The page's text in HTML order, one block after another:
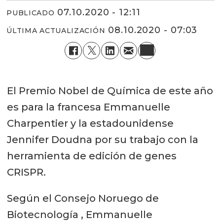
PUBLICADO 07.10.2020 - 12:11
ÚLTIMA ACTUALIZACIÓN 08.10.2020 - 07:03
El Premio Nobel de Química de este año
es para la francesa Emmanuelle
Charpentier y la estadounidense
Jennifer Doudna por su trabajo con la
herramienta de edición de genes
CRISPR.
Según el Consejo Noruego de
Biotecnología , Emmanuelle